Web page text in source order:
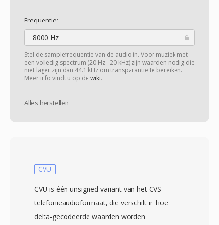
Frequentie:
8000 Hz
Stel de samplefrequentie van de audio in. Voor muziek met
een volledig spectrum (20 Hz - 20 kHz) zijn waarden nodig die
niet lager zijn dan 44.1 kHz om transparantie te bereiken.
Meer info vindt u op de wiki.
Alles herstellen
CVU
CVU is één unsigned variant van het CVS-
telefonieaudioformaat, die verschilt in hoe
delta-gecodeerde waarden worden